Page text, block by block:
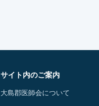
サイト内のご案内
大島郡医師会について